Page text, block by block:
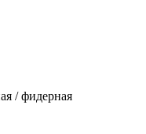
/ фидерная